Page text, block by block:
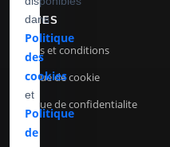
TERMES
Termes et conditions
Politique de cookie
Politique de confidentialite
ANPC
dans
Politique
des
cookies
et
Politique
de